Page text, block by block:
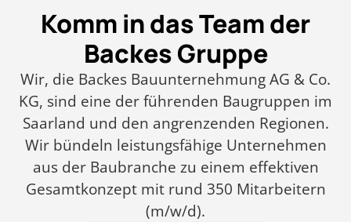
Komm in das Team der
Backes Gruppe
Wir, die Backes Bauunternehmung AG & Co.
KG, sind eine der führenden Baugruppen im
Saarland und den angrenzenden Regionen.
Wir bündeln leistungsfähige Unternehmen
aus der Baubranche zu einem effektiven
Gesamtkonzept mit rund 350 Mitarbeitern
(m/w/d).